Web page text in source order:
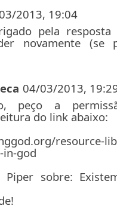
2013, 19:04
pela resposta
novamente (se
04/03/2013,
peço a
do link abaixo:
resource-
god
Piper sobre: